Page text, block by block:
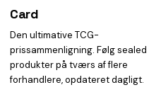
Card
Den ultimative TCG-
prissammenligning. Følg sealed
produkter på tværs af flere
forhandlere, opdateret dagligt.